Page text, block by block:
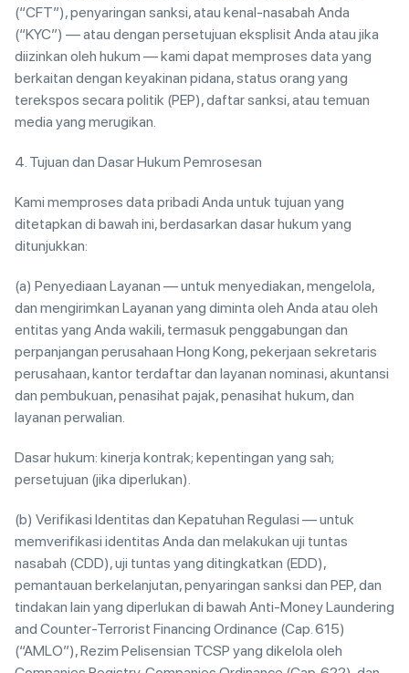
(“CFT”), penyaringan sanksi, atau kenal-nasabah Anda
(“KYC”) — atau dengan persetujuan eksplisit Anda atau jika
diizinkan oleh hukum — kami dapat memproses data yang
berkaitan dengan keyakinan pidana, status orang yang
terekspos secara politik (PEP), daftar sanksi, atau temuan
media yang merugikan.
4. Tujuan dan Dasar Hukum Pemrosesan
Kami memproses data pribadi Anda untuk tujuan yang
ditetapkan di bawah ini, berdasarkan dasar hukum yang
ditunjukkan:
(a) Penyediaan Layanan — untuk menyediakan, mengelola,
dan mengirimkan Layanan yang diminta oleh Anda atau oleh
entitas yang Anda wakili, termasuk penggabungan dan
perpanjangan perusahaan Hong Kong, pekerjaan sekretaris
perusahaan, kantor terdaftar dan layanan nominasi, akuntansi
dan pembukuan, penasihat pajak, penasihat hukum, dan
layanan perwalian.
Dasar hukum: kinerja kontrak; kepentingan yang sah;
persetujuan (jika diperlukan).
(b) Verifikasi Identitas dan Kepatuhan Regulasi — untuk
memverifikasi identitas Anda dan melakukan uji tuntas
nasabah (CDD), uji tuntas yang ditingkatkan (EDD),
pemantauan berkelanjutan, penyaringan sanksi dan PEP, dan
tindakan lain yang diperlukan di bawah Anti-Money Laundering
and Counter-Terrorist Financing Ordinance (Cap. 615)
(“AMLO”), Rezim Pelisensian TCSP yang dikelola oleh